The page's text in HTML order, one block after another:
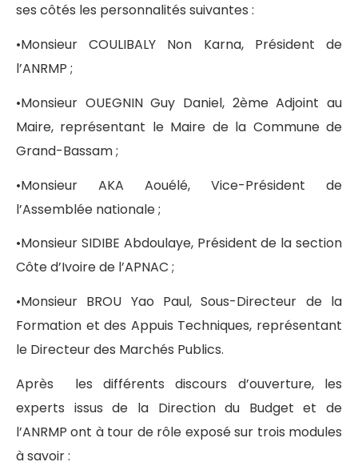
ses côtés les personnalités suivantes :
•Monsieur COULIBALY Non Karna, Président de
l’ANRMP ;
•Monsieur OUEGNIN Guy Daniel, 2ème Adjoint au
Maire, représentant le Maire de la Commune de
Grand-Bassam ;
•Monsieur AKA Aouélé, Vice-Président de
l’Assemblée nationale ;
•Monsieur SIDIBE Abdoulaye, Président de la section
Côte d’Ivoire de l’APNAC ;
•Monsieur BROU Yao Paul, Sous-Directeur de la
Formation et des Appuis Techniques, représentant
le Directeur des Marchés Publics.
Après les différents discours d’ouverture, les
experts issus de la Direction du Budget et de
l’ANRMP ont à tour de rôle exposé sur trois modules
à savoir :